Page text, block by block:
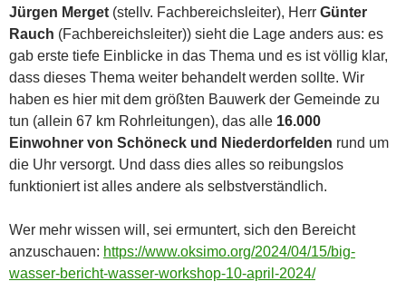
Jürgen Merget (stellv. Fachbereichsleiter), Herr Günter
Rauch (Fachbereichsleiter)) sieht die Lage anders aus: es
gab erste tiefe Einblicke in das Thema und es ist völlig klar,
dass dieses Thema weiter behandelt werden sollte. Wir
haben es hier mit dem größten Bauwerk der Gemeinde zu
tun (allein 67 km Rohrleitungen), das alle 16.000
Einwohner von Schöneck und Niederdorfelden rund um
die Uhr versorgt. Und dass dies alles so reibungslos
funktioniert ist alles andere als selbstverständlich.
Wer mehr wissen will, sei ermuntert, sich den Bereicht
anzuschauen: https://www.oksimo.org/2024/04/15/big-
wasser-bericht-wasser-workshop-10-april-2024/